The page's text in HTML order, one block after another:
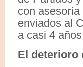
con
enviados al
a casi 4
El deterioro